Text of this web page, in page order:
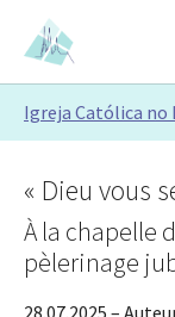
Skip to main content
Skip to page footer
Igreja Católica no
« Dieu vous
À la chapelle
pèlerinage
28.07.2025 –